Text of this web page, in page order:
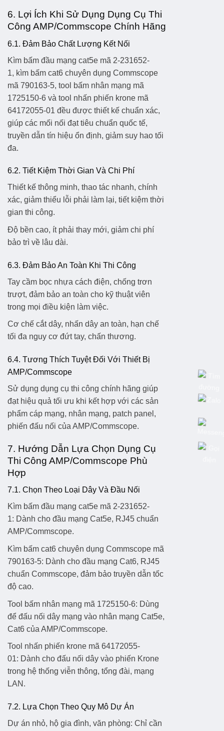
6. Lợi Ích Khi Sử Dụng Dụng Cụ Thi
Công AMP/Commscope Chính Hãng
6.1. Đảm Bảo Chất Lượng Kết Nối
Kìm bấm đầu mạng cat5e mã 2-231652-
1, kìm bấm cat6 chuyên dụng Commscope
mã 790163-5, tool bấm nhân mạng mã
1725150-6 và tool nhấn phiến krone mã
64172055-01 đều được thiết kế chuẩn xác,
giúp các mối nối đạt tiêu chuẩn quốc tế,
truyền dẫn tín hiệu ổn định, giảm suy hao tối
đa.
6.2. Tiết Kiệm Thời Gian Và Chi Phí
Thiết kế thông minh, thao tác nhanh, chính
xác, giảm thiểu lỗi phải làm lại, tiết kiệm thời
gian thi công.
Độ bền cao, ít phải thay mới, giảm chi phí
bảo trì về lâu dài.
6.3. Đảm Bảo An Toàn Khi Thi Công
Tay cầm bọc nhựa cách điện, chống trơn
trượt, đảm bảo an toàn cho kỹ thuật viên
trong mọi điều kiện làm việc.
Cơ chế cắt dây, nhấn dây an toàn, hạn chế
tối đa nguy cơ đứt tay, chấn thương.
6.4. Tương Thích Tuyệt Đối Với Thiết Bị
AMP/Commscope
Sử dụng dụng cụ thi công chính hãng giúp
đạt hiệu quả tối ưu khi kết hợp với các sản
phẩm cáp mạng, nhân mạng, patch panel,
phiến đấu nối của AMP/Commscope.
7. Hướng Dẫn Lựa Chọn Dụng Cụ
Thi Công AMP/Commscope Phù
Hợp
7.1. Chọn Theo Loại Dây Và Đầu Nối
Kìm bấm đầu mạng cat5e mã 2-231652-
1: Dành cho đầu mạng Cat5e, RJ45 chuẩn
AMP/Commscope.
Kìm bấm cat6 chuyên dụng Commscope mã
790163-5: Dành cho đầu mạng Cat6, RJ45
chuẩn Commscope, đảm bảo truyền dẫn tốc
độ cao.
Tool bấm nhân mạng mã 1725150-6: Dùng
để đấu nối dây mạng vào nhân mạng Cat5e,
Cat6 của AMP/Commscope.
Tool nhấn phiến krone mã 64172055-
01: Dành cho đấu nối dây vào phiến Krone
trong hệ thống viễn thông, tổng đài, mạng
LAN.
7.2. Lựa Chọn Theo Quy Mô Dự Án
Dự án nhỏ, hộ gia đình, văn phòng: Chỉ cần